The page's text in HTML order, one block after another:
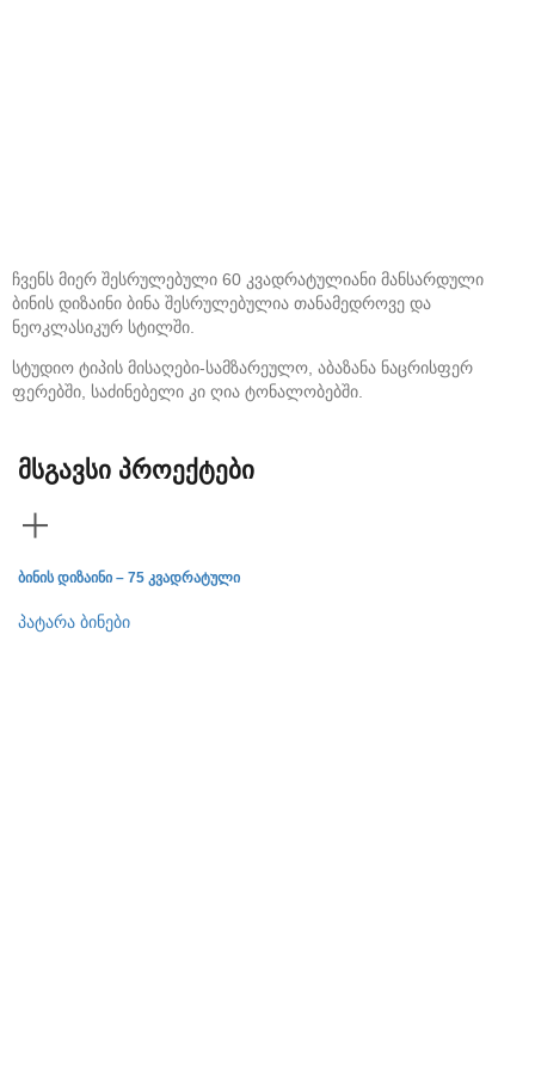
ჩვენს მიერ შესრულებული 60 კვადრატულიანი მანსარდული
ბინის დიზაინი ბინა შესრულებულია თანამედროვე და
ნეოკლასიკურ სტილში.
სტუდიო ტიპის მისაღები-სამზარეულო, აბაზანა ნაცრისფერ
ფერებში, საძინებელი კი ღია ტონალობებში.
მსგავსი პროექტები
ბინის დიზაინი – 75 კვადრატული
პატარა ბინები